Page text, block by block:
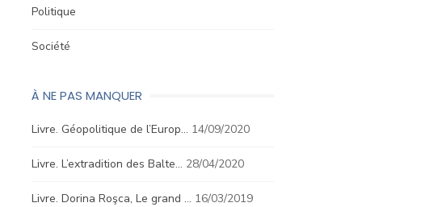
Politique
Société
À NE PAS MANQUER
Livre. Géopolitique de l’Europ… 14/09/2020
Livre. L’extradition des Balte… 28/04/2020
Livre. Dorina Roşca, Le grand … 16/03/2019